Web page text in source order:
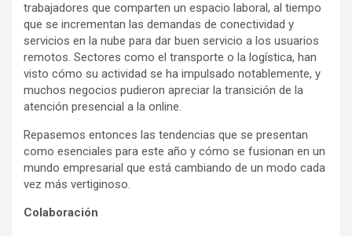
trabajadores que comparten un espacio laboral, al tiempo
que se incrementan las demandas de conectividad y
servicios en la nube para dar buen servicio a los usuarios
remotos. Sectores como el transporte o la logística, han
visto cómo su actividad se ha impulsado notablemente, y
muchos negocios pudieron apreciar la transición de la
atención presencial a la online.
Repasemos entonces las tendencias que se presentan
como esenciales para este año y cómo se fusionan en un
mundo empresarial que está cambiando de un modo cada
vez más vertiginoso.
Colaboración